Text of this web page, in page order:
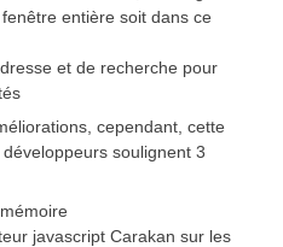
entière soit dans ce
et de recherche pour
cependant, cette
soulignent 3
javascript Carakan sur les